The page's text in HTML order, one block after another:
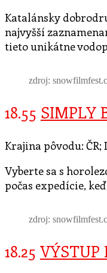
Katalánsky
najvyšší
tieto unikátne
zdroj:
18.55 SIMPLY
Krajina pôvodu: ČR;
Vyberte sa s
počas expedície,
zdroj:
18.25 VÝSTUP